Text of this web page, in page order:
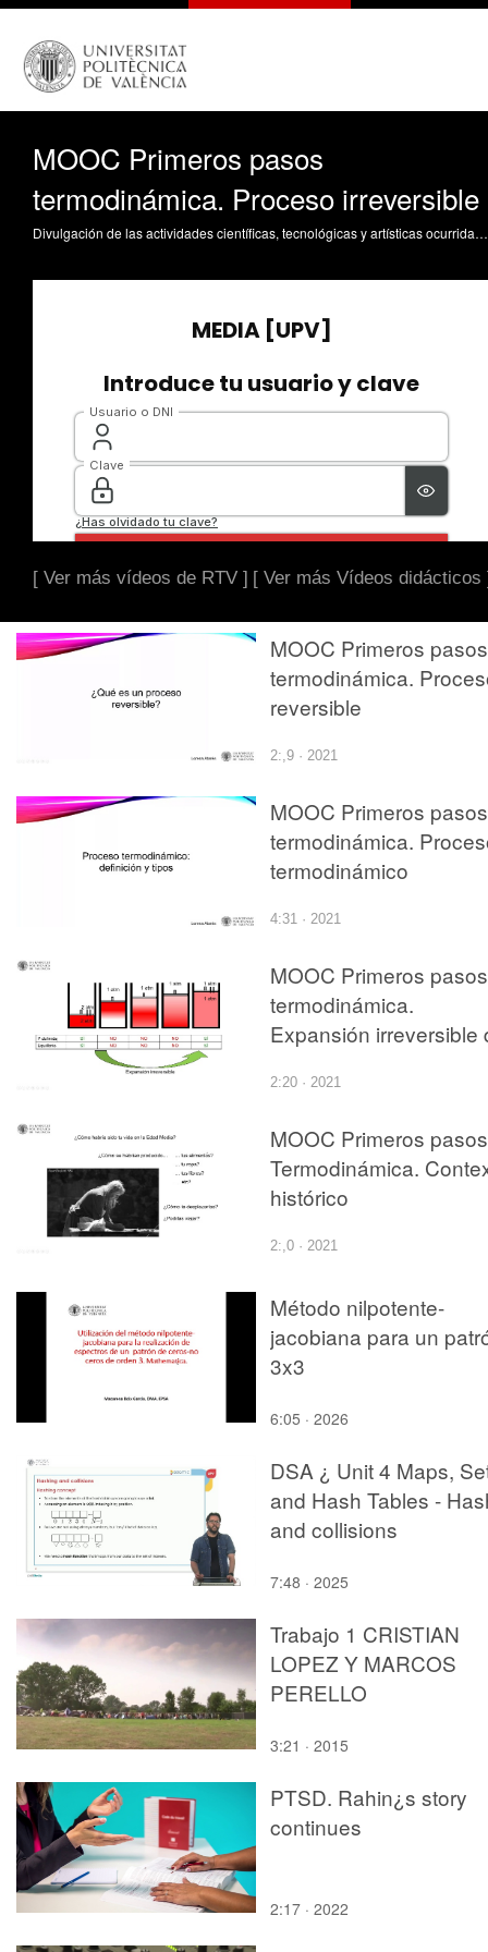
MOOC Primeros pasos
termodinámica. Proceso irreversible
Divulgación de las actividades científicas, tecnológicas y artísticas ocurridas en los tres campus de la UPV
[ Ver más vídeos de RTV ] [ Ver más Vídeos didácticos
MOOC Primeros pasos
termodinámica.
reversible
2:,9 · 2021
MOOC Primeros pasos
termodinámica.
termodinámico
4:31 · 2021
MOOC Primeros pasos
termodinámica.
Expansión irreversible
2:20 · 2021
MOOC Primeros pasos
Termodinámica.
histórico
2:,0 · 2021
Método nilpotente-
jacobiana para un
3x3
6:05 · 2026
DSA ¿ Unit 4 Maps,
and Hash Tables -
and collisions
7:48 · 2025
Trabajo 1 CRISTIAN
LOPEZ Y MARCOS
PERELLO
3:21 · 2015
PTSD. Rahin¿s story
continues
2:17 · 2022